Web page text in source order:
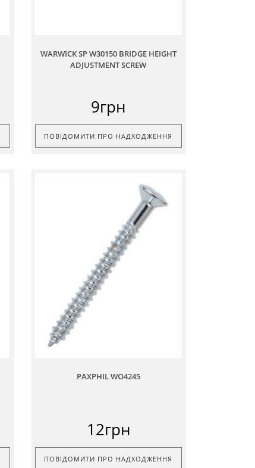
WARWICK SP W30150 BRIDGE HEIGHT
ADJUSTMENT SCREW
9грн
ПОВІДОМИТИ ПРО НАДХОДЖЕННЯ
PAXPHIL WO4245
12грн
ПОВІДОМИТИ ПРО НАДХОДЖЕННЯ